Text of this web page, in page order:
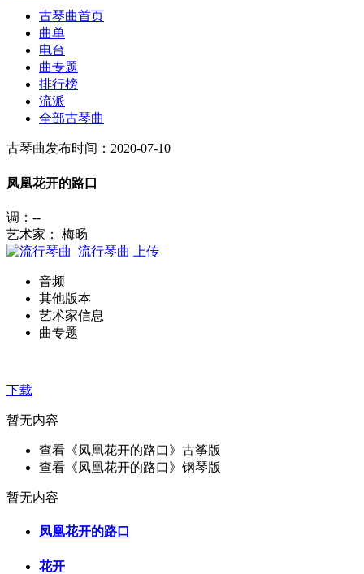
古琴曲首页
曲单
电台
曲专题
排行榜
流派
全部古琴曲
古琴曲发布时间：2020-07-10
凤凰花开的路口
调：--
艺术家： 梅旸
流行琴曲
上传
音频
其他版本
艺术家信息
曲专题
下载
暂无内容
查看《凤凰花开的路口》古筝版
查看《凤凰花开的路口》钢琴版
暂无内容
凤凰花开的路口
花开